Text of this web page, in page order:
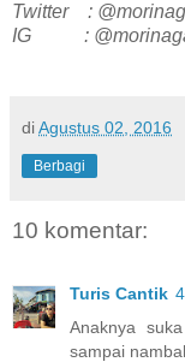
Twitter :
IG :
diAgustus 02, 2016
Berbagi
10 komentar:
Turis Cantik
Anaknya
sampai